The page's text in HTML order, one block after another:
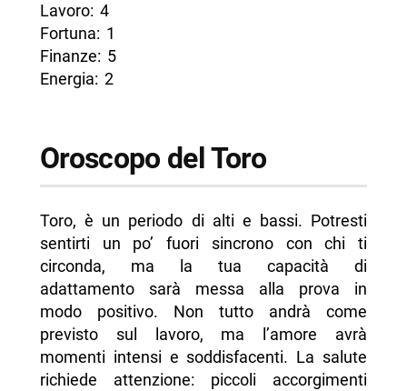
Lavoro: 4
Fortuna: 1
Finanze: 5
Energia: 2
Oroscopo del Toro
Toro, è un periodo di alti e bassi. Potresti
sentirti un po’ fuori sincrono con chi ti
circonda, ma la tua capacità di
adattamento sarà messa alla prova in
modo positivo. Non tutto andrà come
previsto sul lavoro, ma l’amore avrà
momenti intensi e soddisfacenti. La salute
richiede attenzione: piccoli accorgimenti